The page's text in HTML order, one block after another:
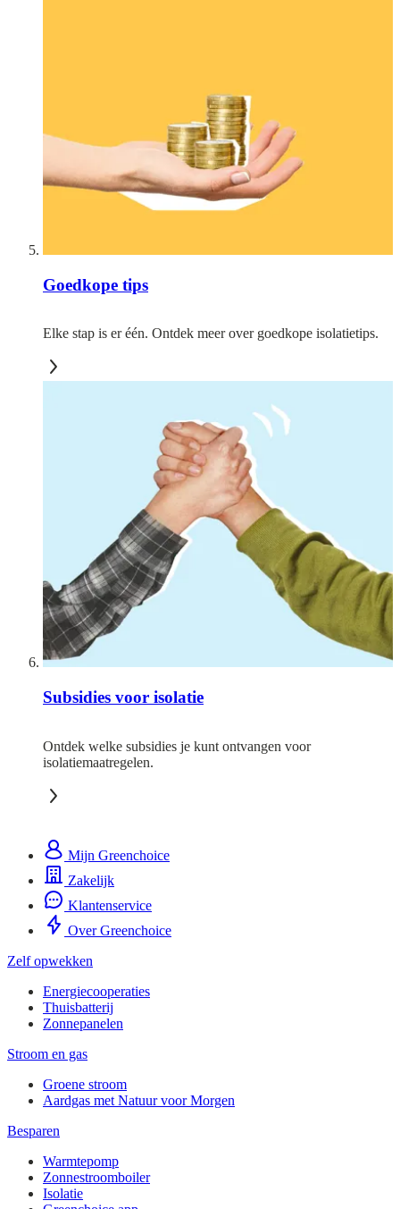
Goedkope tips
Elke stap is er één. Ontdek meer over goedkope isolatietips.
Subsidies voor isolatie
Ontdek welke subsidies je kunt ontvangen voor
isolatiemaatregelen.
Mijn Greenchoice
Zakelijk
Klantenservice
Over Greenchoice
Zelf opwekken
Energiecooperaties
Thuisbatterij
Zonnepanelen
Stroom en gas
Groene stroom
Aardgas met Natuur voor Morgen
Besparen
Warmtepomp
Zonnestroomboiler
Isolatie